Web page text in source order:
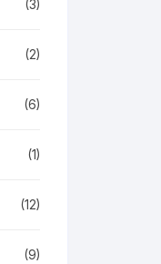
(3)
(2)
(6)
(1)
(12)
(9)